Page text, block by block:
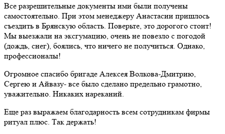
Все разрешительные документы ими были получены
самостоятельно. При этом менеджеру Анастасии пришлось
съездить в Брянскую область. Поверьте, это дорогого стоит!
Мы выезжали на эксгумацию, очень не повезло с погодой
(дождь, снег), боялись, что ничего не получиться. Однако,
профессионалы!
Огромное спасибо бригаде Алексея Волкова-Дмитрию,
Сергею и Айвазу- все было сделано предельно грамотно,
уважительно. Никаких нареканий.
Еще раз выражаем благодарность всем сотрудникам фирмы
ритуал плюс. Так держать!